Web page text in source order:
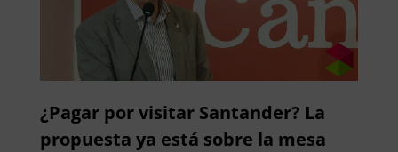
¿Pagar por visitar Santander? La
propuesta ya está sobre la mesa